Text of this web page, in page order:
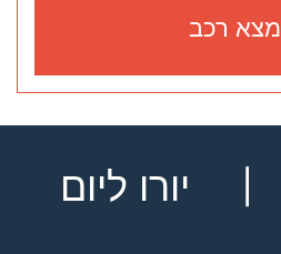
מצא רכב
יורו ליום